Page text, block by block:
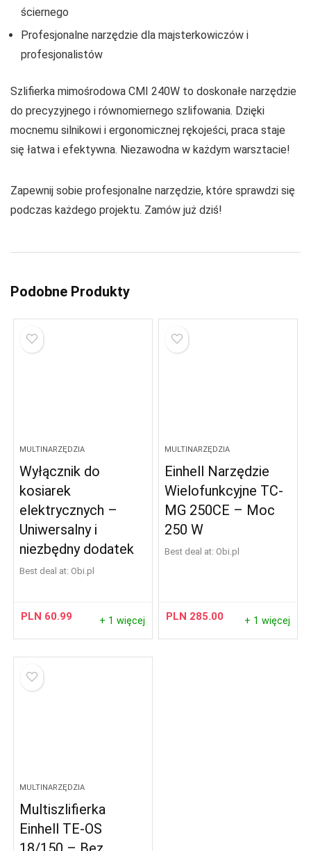
ściernego
Profesjonalne narzędzie dla majsterkowiczów i
profesjonalistów
Szlifierka mimośrodowa CMI 240W to doskonałe narzędzie
do precyzyjnego i równomiernego szlifowania. Dzięki
mocnemu silnikowi i ergonomicznej rękojeści, praca staje
się łatwa i efektywna. Niezawodna w każdym warsztacie!
Zapewnij sobie profesjonalne narzędzie, które sprawdzi się
podczas każdego projektu. Zamów już dziś!
Podobne Produkty
MULTINARZĘDZIA
Wyłącznik do
kosiarek
elektrycznych –
Uniwersalny i
niezbędny dodatek
Best deal at: obi.pl
PLN 60.99 + 1 więcej
MULTINARZĘDZIA
Einhell Narzędzie
Wielofunkcyjne TC-
MG 250CE – Moc
250 W
Best deal at: obi.pl
PLN 285.00 + 1 więcej
MULTINARZĘDZIA
Multiszlifierka
Einhell TE-OS